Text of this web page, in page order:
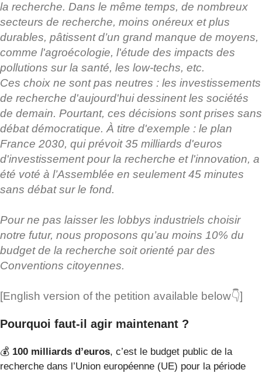
la recherche. Dans le même temps, de nombreux
secteurs de recherche, moins onéreux et plus
durables, pâtissent d’un grand manque de moyens,
comme l'agroécologie, l'étude des impacts des
pollutions sur la santé, les low-techs, etc.
Ces choix ne sont pas neutres : les investissements
de recherche d'aujourd'hui dessinent les sociétés
de demain. Pourtant, ces décisions sont prises sans
débat démocratique. À titre d'exemple : le plan
France 2030, qui prévoit 35 milliards d'euros
d'investissement pour la recherche et l'innovation, a
été voté à l’Assemblée en seulement 45 minutes
sans débat sur le fond.
Pour ne pas laisser les lobbys industriels choisir
notre futur, nous proposons qu’au moins 10% du
budget de la recherche soit orienté par des
Conventions citoyennes.
[English version of the petition available below👇]
Pourquoi faut-il agir maintenant ?
💰 100 milliards d’euros, c’est le budget public de la
recherche dans l’Union européenne (UE) pour la période